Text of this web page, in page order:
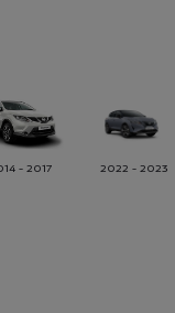
- 2017 2022 - 2023